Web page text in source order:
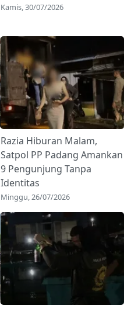
Kamis, 30/07/2026
Razia Hiburan Malam,
Satpol PP Padang Amankan
9 Pengunjung Tanpa
Identitas
Minggu, 26/07/2026